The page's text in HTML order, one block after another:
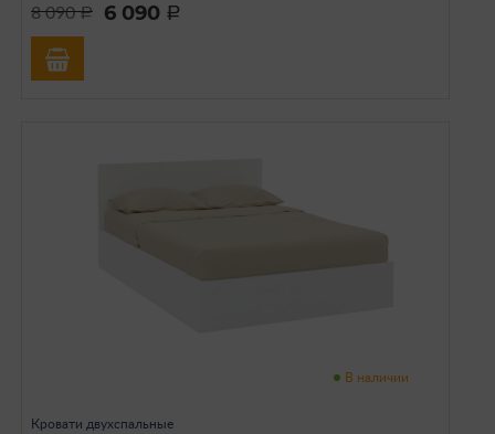
8 090a 6 090 a
В наличии
Кровати двухспальные